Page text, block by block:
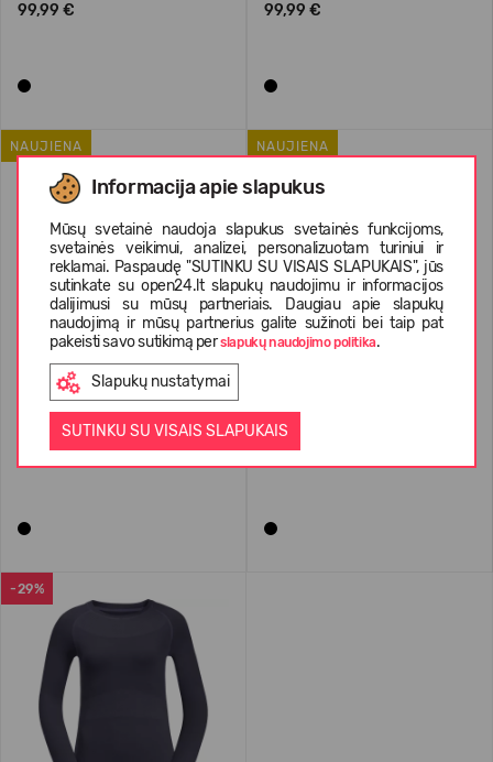
Informacija apie slapukus
Mūsų svetainė naudoja slapukus svetainės funkcijoms,
svetainės veikimui, analizei, personalizuotam turiniui ir
reklamai. Paspaudę "SUTINKU SU VISAIS SLAPUKAIS", jūs
sutinkate su open24.lt slapukų naudojimu ir informacijos
dalijimusi su mūsų partneriais. Daugiau apie slapukų
naudojimą ir mūsų partnerius galite sužinoti bei taip pat
pakeisti savo sutikimą perslapukų naudojimo politika.
Slapukų nustatymai
SUTINKU SU VISAIS SLAPUKAIS
99,99 €
99,99 €
NAUJIENA
Jack Wolfskin Merino Short
Sleeve Men's
89,99 €
NAUJIENA
Sleeve Women's
89,99 €
-29%